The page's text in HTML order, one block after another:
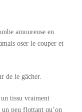
amoureuse en
oser le couper et
de le gâcher.
un tissu vraiment
peu flottant qu’on